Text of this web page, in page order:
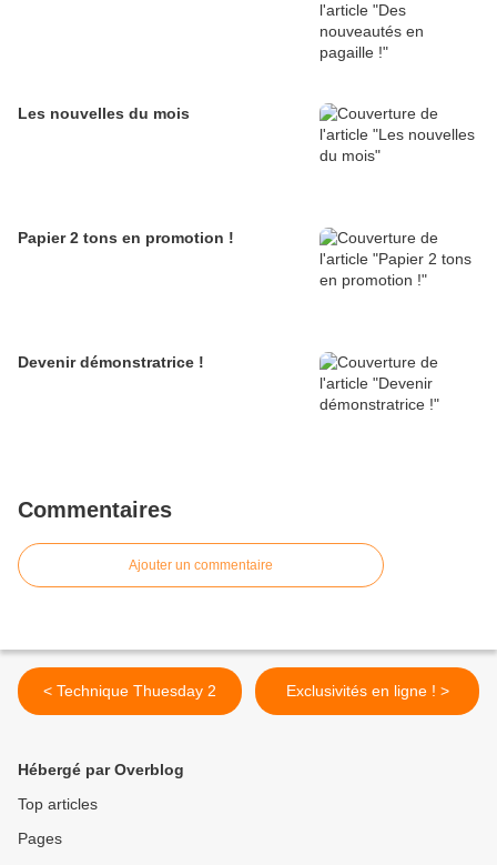
Les nouvelles du mois
Papier 2 tons en promotion !
Devenir démonstratrice !
Commentaires
Ajouter un commentaire
< Technique Thuesday 2 Exclusivités en ligne ! >
Hébergé par Overblog
Top articles
Pages